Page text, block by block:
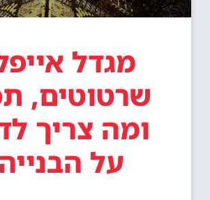
מגדל
שרטוטים,
ומה צריך
על